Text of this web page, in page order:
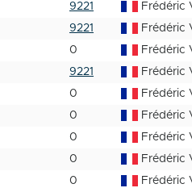
9221 Frédéric
9221 Frédéric
0 Frédéric
9221 Frédéric
0 Frédéric
0 Frédéric
0 Frédéric
0 Frédéric
0 Frédéric